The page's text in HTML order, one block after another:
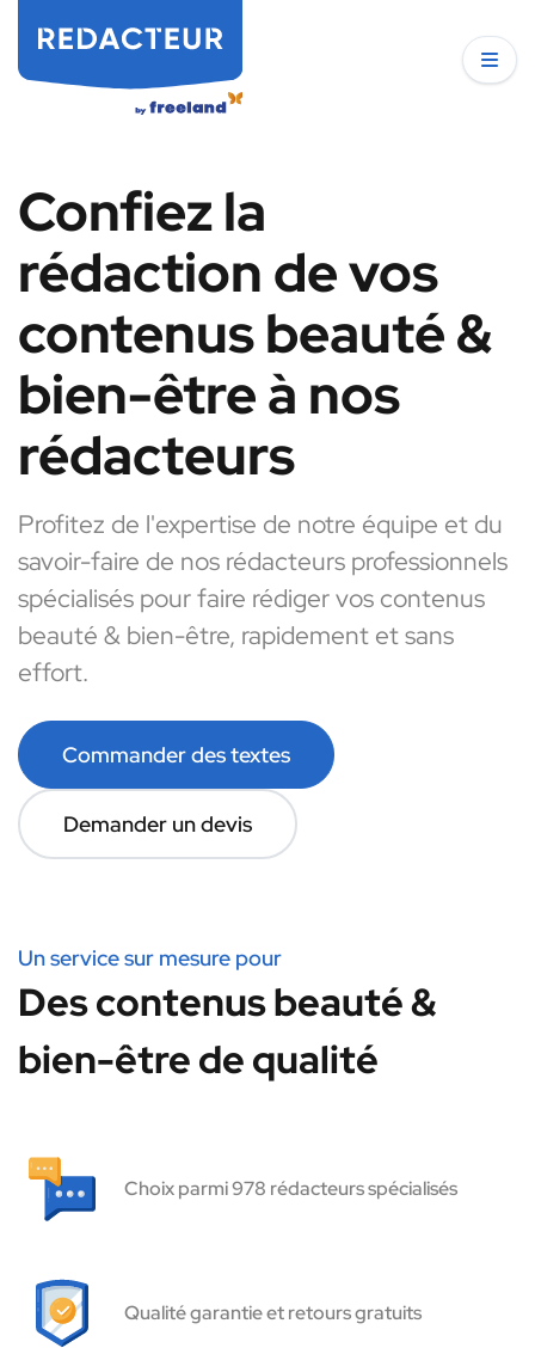
Confiez la
rédaction de vos
contenus beauté &
bien-être à nos
rédacteurs
Profitez de l'expertise de notre équipe et du
savoir-faire de nos rédacteurs professionnels
spécialisés pour faire rédiger vos contenus
beauté & bien-être, rapidement et sans
effort.
Commander des textes
Demander un devis
Un service sur mesure pour
Des contenus beauté &
bien-être de qualité
Choix parmi 978 rédacteurs spécialisés
Qualité garantie et retours gratuits